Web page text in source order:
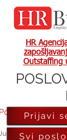
HR
Outstaffing
12, 2019
Prijavi
Svi